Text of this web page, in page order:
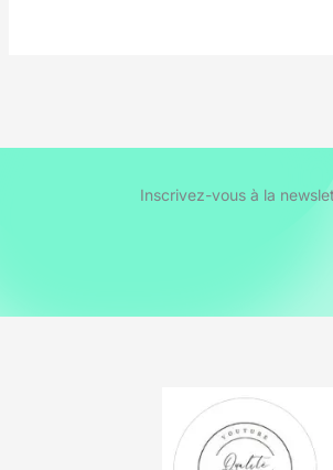
Inscrivez-vous à la